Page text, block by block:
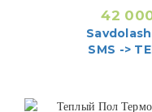
42
SMS ->